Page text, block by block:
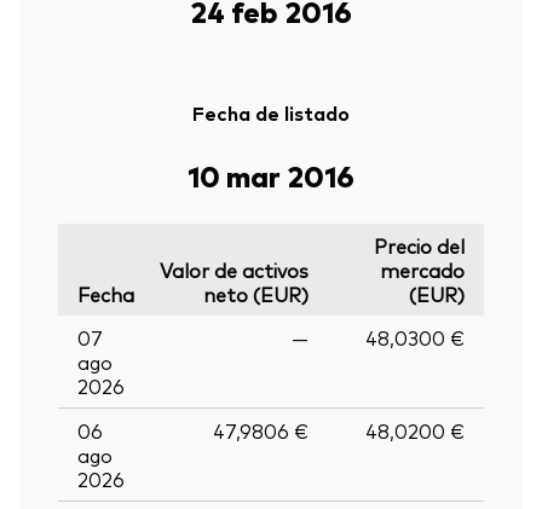
24 feb 2016
Fecha de listado
10 mar 2016
Fecha
Valor de activos
neto (EUR)
Precio del
mercado
(EUR)
07
ago
2026
— 48,0300 €
06
ago
2026
47,9806 € 48,0200 €